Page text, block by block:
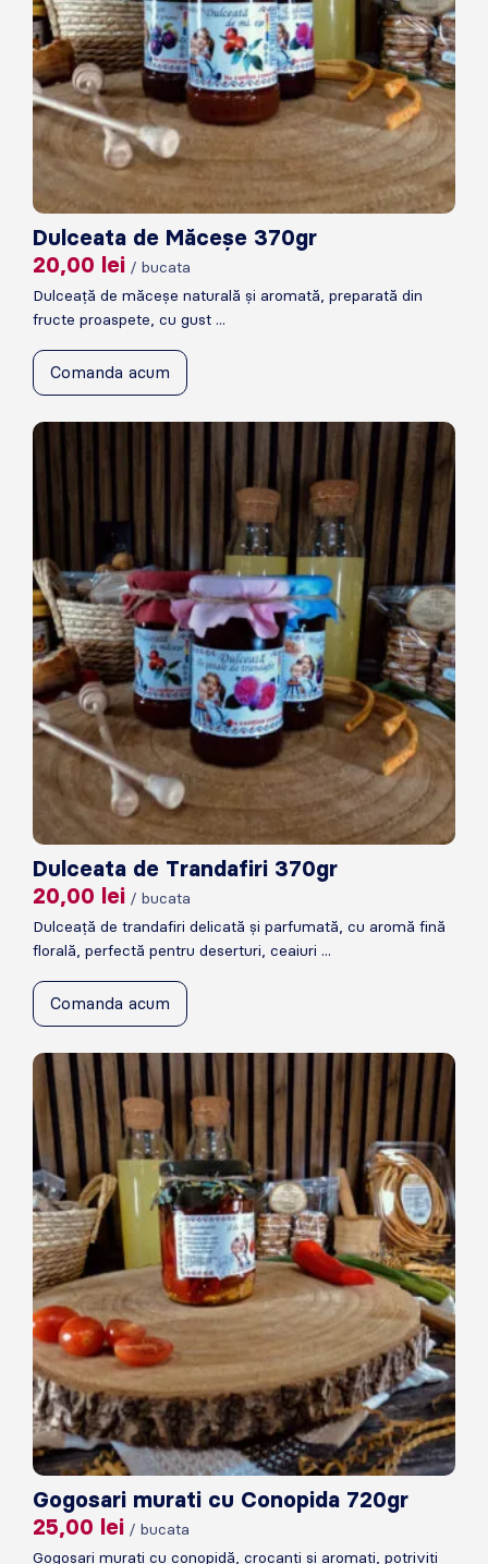
Dulceata de Măceșe 370gr
20,00 lei / bucata
Dulceață de măceșe naturală și aromată, preparată din
fructe proaspete, cu gust ...
Comanda acum
Dulceata de Trandafiri 370gr
20,00 lei / bucata
Dulceață de trandafiri delicată și parfumată, cu aromă fină
florală, perfectă pentru deserturi, ceaiuri ...
Comanda acum
Gogosari murati cu Conopida 720gr
25,00 lei / bucata
Gogoșari murati cu conopidă, crocanți și aromați, potriviți